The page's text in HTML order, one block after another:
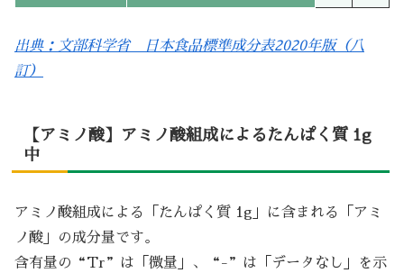
出典：文部科学省 日本食品標準成分表2020年版（八
訂）
【アミノ酸】アミノ酸組成によるたんぱく質 1g
中
アミノ酸組成による「たんぱく質 1g」に含まれる「アミ
ノ酸」の成分量です。
含有量の“Tr”は「微量」、“-”は「データなし」を示